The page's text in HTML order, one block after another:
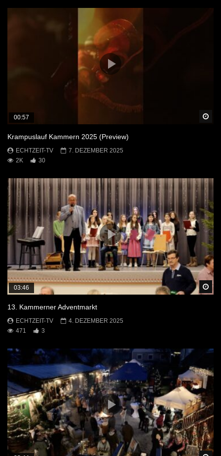
00:57
Krampuslauf Kammern 2025 (Preview)
ECHTZEIT-TV
7. DEZEMBER 2025
2K
30
03:46
13. Kammerner Adventmarkt
ECHTZEIT-TV
4. DEZEMBER 2025
471
3